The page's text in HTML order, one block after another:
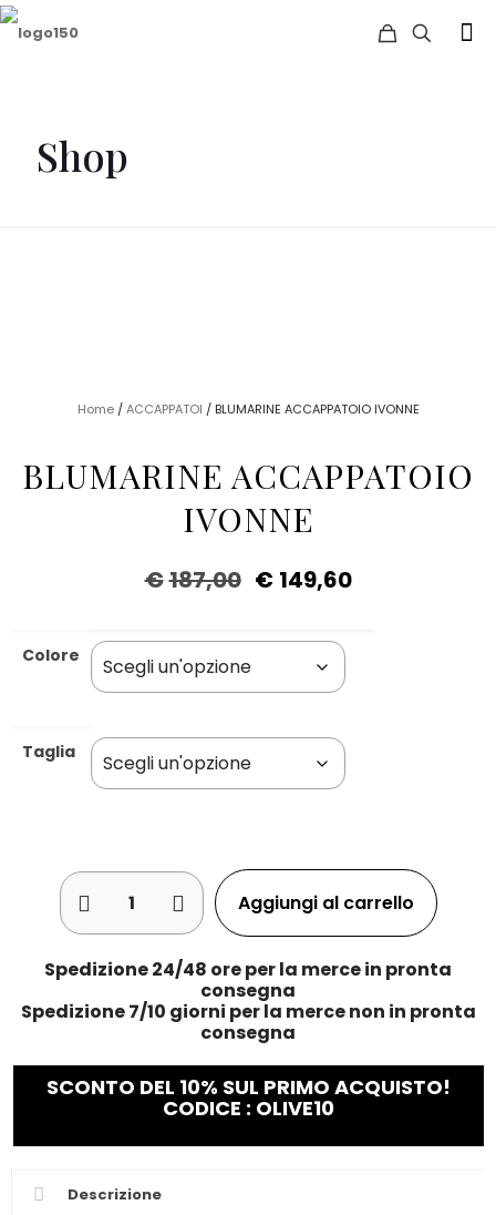
Shop
Home/ACCAPPATOI / BLUMARINE ACCAPPATOIO IVONNE
BLUMARINE ACCAPPATOIO
IVONNE
€187,00 € 149,60
Colore
Taglia
Aggiungi al carrello
Spedizione 24/48 ore per la merce in pronta
consegna
Spedizione 7/10 giorni per la merce non in pronta
consegna
SCONTO DEL 10% SUL PRIMO ACQUISTO!
CODICE : OLIVE10
Descrizione